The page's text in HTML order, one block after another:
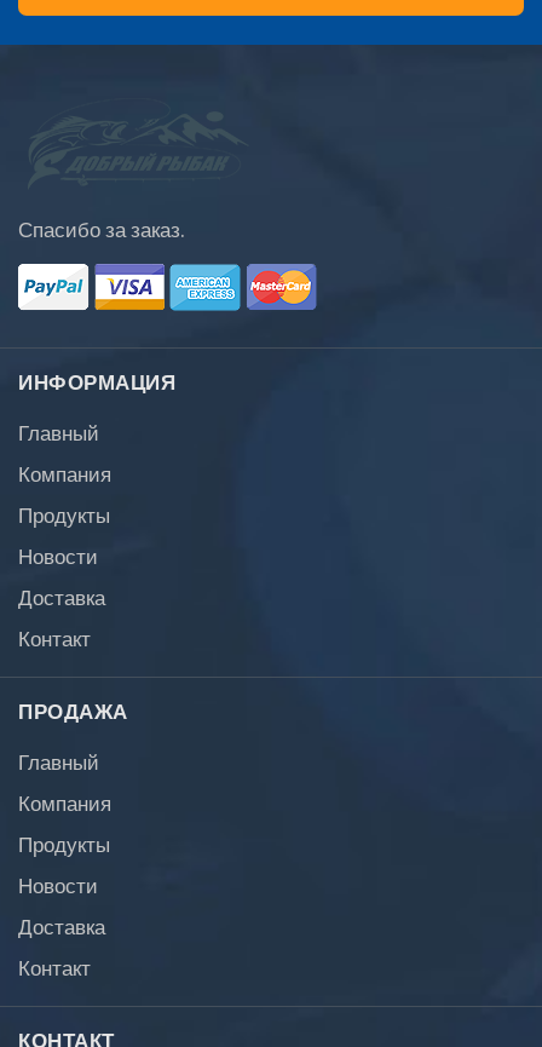
Спасибо за заказ.
ИНФОРМАЦИЯ
Главный
Компания
Продукты
Новости
Доставка
Контакт
ПРОДАЖА
Главный
Компания
Продукты
Новости
Доставка
Контакт
КОНТАКТ